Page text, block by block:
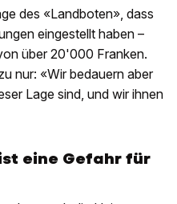
des «Landboten», dass
eingestellt haben –
über 20'000 Franken.
nur: «Wir bedauern aber
Lage sind, und wir ihnen
eine Gefahr für